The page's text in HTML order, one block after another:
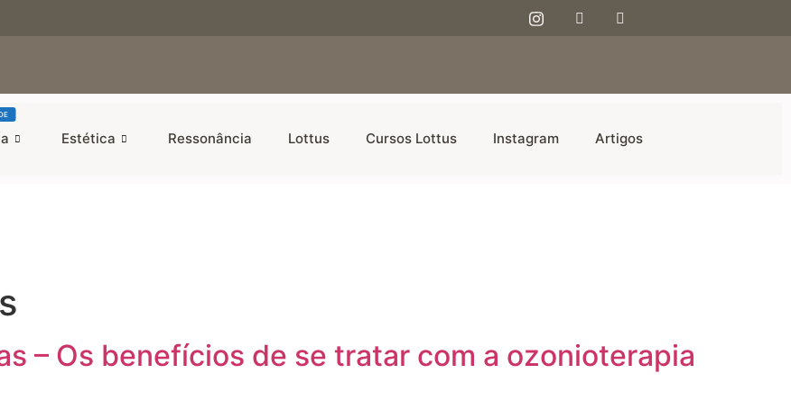
Estética Ressonância Lottus Cursos Lottus Instagram Artigos
– Os benefícios de se tratar com a ozonioterapia